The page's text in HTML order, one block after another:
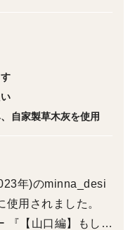
って参りました！！
り少し生育が早まり
調理動画です。
自家製草木灰を使用
年)のminna_desi
用されました。
『【山口編】もし